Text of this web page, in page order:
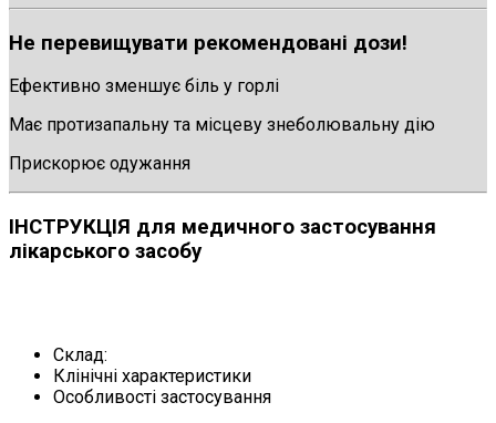
Не перевищувати рекомендовані дози!
Ефективно зменшує біль у горлі
Має протизапальну та місцеву знеболювальну дію
Прискорює одужання
ІНСТРУКЦІЯ для медичного застосування
лікарського засобу
Склад:
Клінічні характеристики
Особливості застосування